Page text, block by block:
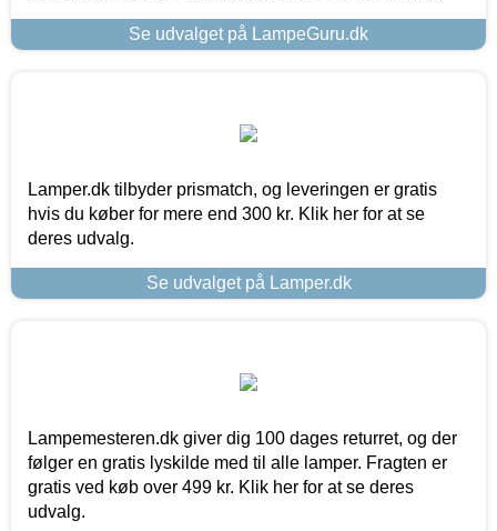
Se udvalget på LampeGuru.dk
Lamper.dk tilbyder prismatch, og leveringen er gratis
hvis du køber for mere end 300 kr. Klik her for at se
deres udvalg.
Se udvalget på Lamper.dk
Lampemesteren.dk giver dig 100 dages returret, og der
følger en gratis lyskilde med til alle lamper. Fragten er
gratis ved køb over 499 kr. Klik her for at se deres
udvalg.